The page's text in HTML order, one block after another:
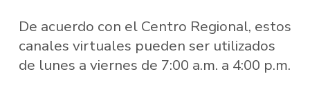
De acuerdo con el Centro Regional, estos
canales virtuales pueden ser utilizados
de lunes a viernes de 7:00 a.m. a 4:00 p.m.